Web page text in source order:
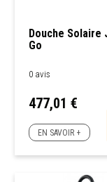
Douche Solaire
Go
0 avis
Prix
477,01 €
EN SAVOIR +